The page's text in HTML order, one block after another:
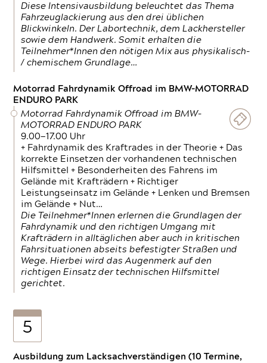
Diese Intensivausbildung beleuchtet das Thema
Fahrzeuglackierung aus den drei üblichen
Blickwinkeln. Der Labortechnik, dem Lackhersteller
sowie dem Handwerk. Somit erhalten die
Teilnehmer*Innen den nötigen Mix aus physikalisch-
/ chemischem Grundlage…
Motorrad Fahrdynamik Offroad im BMW-MOTORRAD
ENDURO PARK
Motorrad Fahrdynamik Offroad im BMW-
MOTORRAD ENDURO PARK
9.00—17.00 Uhr
+ Fahrdynamik des Kraftrades in der Theorie + Das
korrekte Einsetzen der vorhandenen technischen
Hilfsmittel + Besonderheiten des Fahrens im
Gelände mit Krafträdern + Richtiger
Leistungseinsatz im Gelände + Lenken und Bremsen
im Gelände + Nut…
Die Teilnehmer*Innen erlernen die Grundlagen der
Fahrdynamik und den richtigen Umgang mit
Krafträdern in alltäglichen aber auch in kritischen
Fahrsituationen abseits befestigter Straßen und
Wege. Hierbei wird das Augenmerk auf den
richtigen Einsatz der technischen Hilfsmittel
gerichtet.
5
Ausbildung zum Lacksachverständigen (10 Termine,